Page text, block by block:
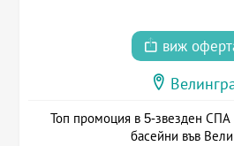
виж
Топ промоция в 5-звезден
басейни във